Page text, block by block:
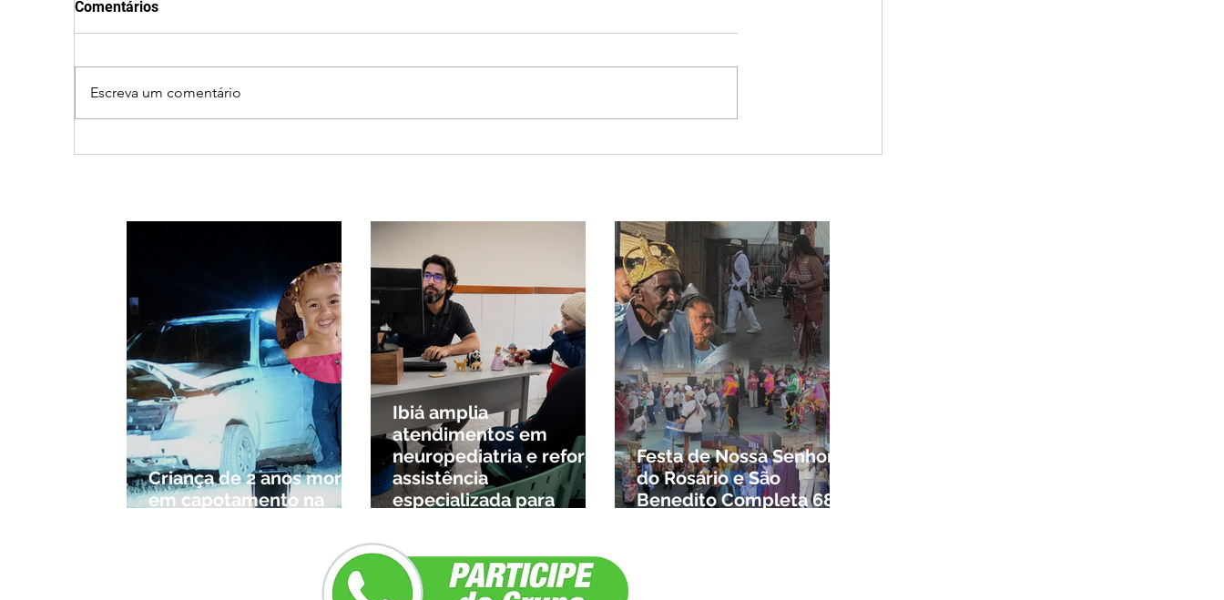
em capotamento na Zona
segurança na BR-365 e na
Comentários
Escreva um comentário
Criança de 2 anos morre
em capotamento na
Ibiá amplia
atendimentos em
neuropediatria e reforça
assistência
especializada para
região
Festa de Nossa Senhora
do Rosário e São
Benedito Completa 68